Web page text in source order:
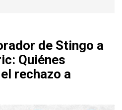
de Stingo a
Quiénes
rechazo a